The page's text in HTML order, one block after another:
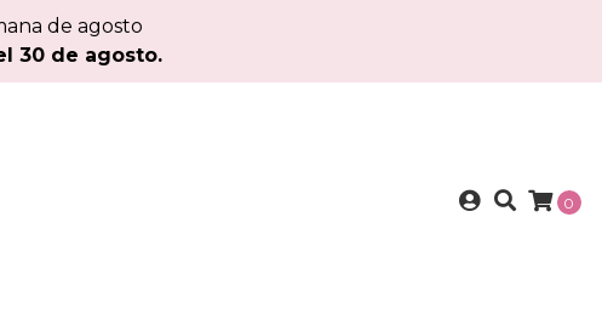
de agosto
30 de agosto.
0